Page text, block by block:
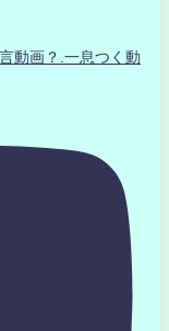
動画？.一息つく動